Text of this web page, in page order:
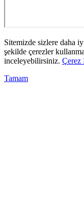
Sitemizde sizlere daha
şekilde çerezler
inceleyebilirsiniz. Çerez
Tamam